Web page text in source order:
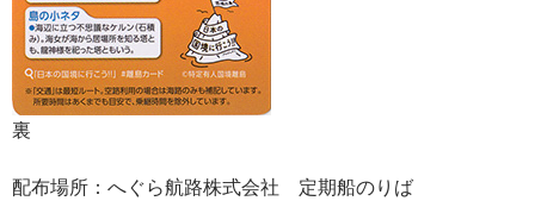
裏
配布場所：へぐら航路株式会社 定期船のりば